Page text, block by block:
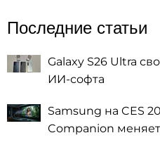
Последние статьи
Galaxy S26 Ultra
ИИ-софта
Samsung на CES
Companion